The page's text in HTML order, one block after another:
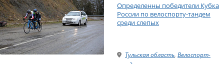
Определенны победители Кубка
России по велоспорту-тандем
среди слепых
Тульская область, Велоспорт-